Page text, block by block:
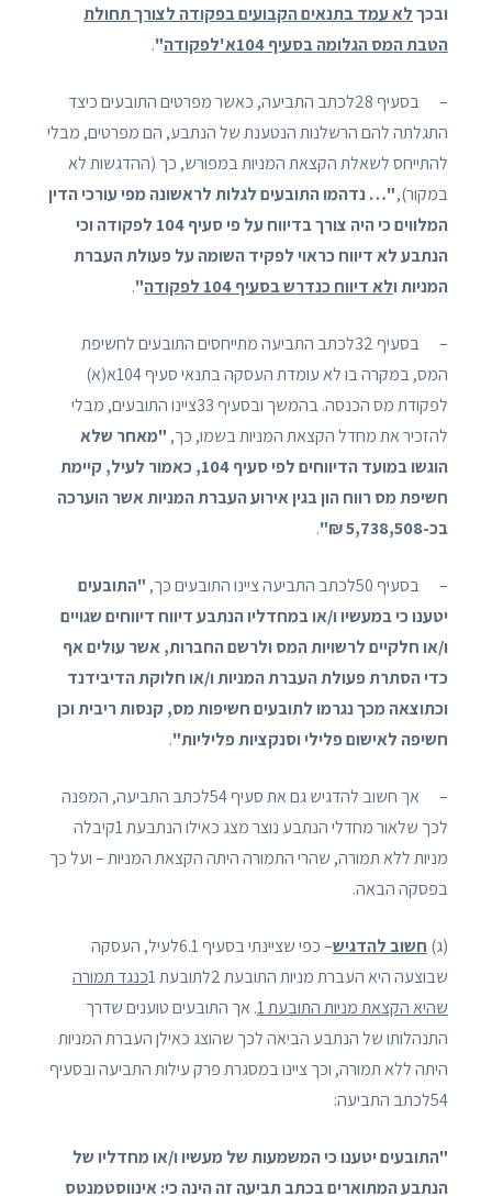
ובכךלא עמד בתנאים הקבועים בפקודה לצורך תחולת
הטבת המס הגלומה בסעיף 104א'לפקודה
"
.
– בסעיף 28לכתב התביעה, כאשר מפרטים התובעים כיצד
התגלתה להם הרשלנות הנטענת של הנתבע, הם מפרטים, מבלי
להתייחס לשאלת הקצאת המניות במפורש, כך (ההדגשות לא
במקור),"… נדהמו התובעים לגלות לראשונה מפי עורכי הדין
המלווים כי היה צורך בדיווח על פי סעיף 104 לפקודה וכי
הנתבע לא דיווח כראוי לפקיד השומה על פעולת העברת
המניות ולא דיווח כנדרש בסעיף 104 לפקודה "
.
– בסעיף 32לכתב התביעה מתייחסים התובעים לחשיפת
המס, במקרה בו לא עומדת העסקה בתנאי סעיף 104א(א)
לפקודת מס הכנסה. בהמשך ובסעיף 33ציינו התובעים, מבלי
להזכיר את מחדל הקצאת המניות בשמו, כך, "מאחר שלא
הוגשו במועד הדיווחים לפי סעיף 104, כאמור לעיל, קיימת
חשיפת מס רווח הון בגין אירוע העברת המניות אשר הוערכה
בכ-5,738,508 ₪"
.
– בסעיף 50לכתב התביעה ציינו התובעים כך,
"התובעים
יטענו כי במעשיו ו/או במחדליו הנתבע דיווח דיווחים שגויים
ו/או חלקיים לרשויות המס ולרשם החברות, אשר עולים אף
כדי הסתרת פעולת העברת המניות ו/או חלוקת הדיבידנד
וכתוצאה מכך נגרמו לתובעים חשיפות מס, קנסות ריבית וכן
חשיפה לאישום פלילי וסנקציות פליליות".
– אך חשוב להדגיש גם את סעיף 54לכתב התביעה, המפנה
לכך שלאור מחדלי הנתבע נוצר מצג כאילו הנתבעת 1קיבלה
מניות ללא תמורה, שהרי התמורה היתה הקצאת המניות – ועל כך
בפסקה הבאה.
(ג) חשוב להדגיש
– כפי שציינתי בסעיף 6.1לעיל, העסקה
שבוצעה היא העברת מניות התובעת 2לתובעת 1
כנגד תמורה
שהיא הקצאת מניות התובעת 1 . אך התובעים טוענים שדרך
התנהלותו של הנתבע הביאה לכך שהוצג כאילן העברת המניות
היתה ללא תמורה, וכך ציינו במסגרת פרק עילות התביעה ובסעיף
54לכתב התביעה:
"התובעים יטענו כי המשמעות של מעשיו ו/או מחדליו של
הנתבע המתוארים בכתב תביעה זה הינה כי: אינווסטמנטס